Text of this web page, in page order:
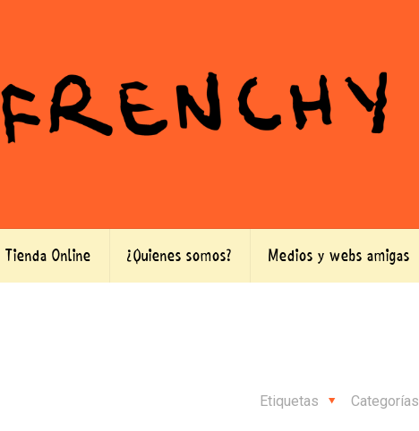
Tienda Online ¿Quienes somos? Medios y webs amigas
Categorías
Etiquetas